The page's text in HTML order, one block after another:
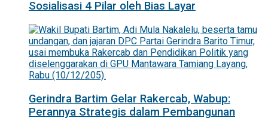
Sosialisasi 4 Pilar oleh Bias Layar
Gerindra Bartim Gelar Rakercab, Wabup:
Perannya Strategis dalam Pembangunan